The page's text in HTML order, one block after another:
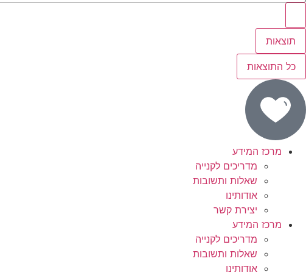
תוצאות
כל התוצאות
מרכז המידע
מדריכים לקנייה
שאלות ותשובות
אודותינו
יצירת קשר
מרכז המידע
מדריכים לקנייה
שאלות ותשובות
אודותינו